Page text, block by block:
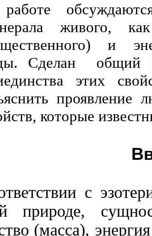
живого, как
и
Сделан
общий
этих
которые
с
природе,
(масса),